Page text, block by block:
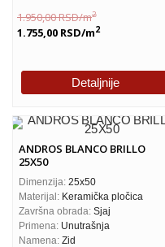
1.950,00RSD/m2
1.755,00 RSD/m2
Detaljnije
ANDROS BLANCO BRILLO
25X50
Dimenzija: 25x50
Materijal: Keramička pločica
Završna obrada: Sjaj
Primena: Unutrašnja
Namena: Zid